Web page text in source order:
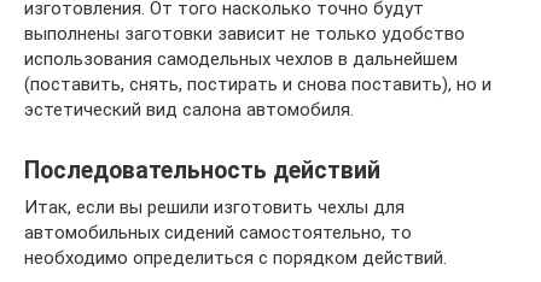
изготовления. От того насколько точно будут
выполнены заготовки зависит не только удобство
использования самодельных чехлов в дальнейшем
(поставить, снять, постирать и снова поставить), но и
эстетический вид салона автомобиля.
Последовательность действий
Итак, если вы решили изготовить чехлы для
автомобильных сидений самостоятельно, то
необходимо определиться с порядком действий.